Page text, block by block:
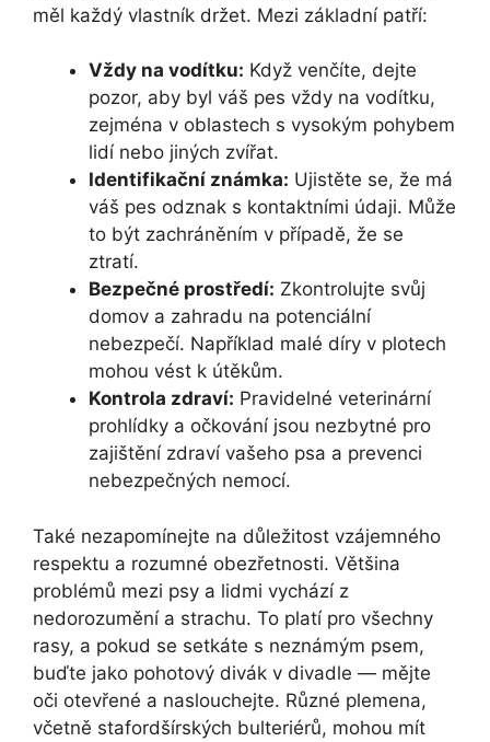
měl každý vlastník držet. Mezi základní patří:
Vždy na vodítku: Když venčíte, dejte
pozor, aby byl váš pes vždy na vodítku,
zejména v oblastech s vysokým pohybem
lidí nebo jiných zvířat.
Identifikační známka: Ujistěte se, že má
váš pes odznak s kontaktními údaji. Může
to být zachráněním v případě, že se
ztratí.
Bezpečné prostředí: Zkontrolujte svůj
domov a zahradu na potenciální
nebezpečí. Například malé díry v plotech
mohou vést k útěkům.
Kontrola zdraví: Pravidelné veterinární
prohlídky a očkování jsou nezbytné pro
zajištění zdraví vašeho psa a prevenci
nebezpečných nemocí.
Také nezapomínejte na důležitost vzájemného
respektu a rozumné obezřetnosti. Většina
problémů mezi psy a lidmi vychází z
nedorozumění a strachu. To platí pro všechny
rasy, a pokud se setkáte s neznámým psem,
buďte jako pohotový divák v divadle — mějte
oči otevřené a naslouchejte. Různé plemena,
včetně stafordšírských bulteriérů, mohou mít